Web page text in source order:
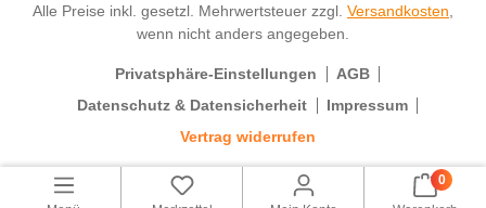
Alle Preise inkl. gesetzl. Mehrwertsteuer zzgl. Versandkosten
wenn nicht anders angegeben.
Privatsphäre-Einstellungen
AGB
Datenschutz & Datensicherheit
Impressum
Vertrag widerrufen
0